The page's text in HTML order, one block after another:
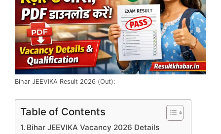
Bihar JEEVIKA Result 2026 (Out):
Table of Contents
Bihar JEEVIKA Vacancy 2026 Details